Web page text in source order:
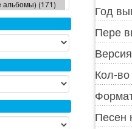
Год
Пере
Кол-
Песен